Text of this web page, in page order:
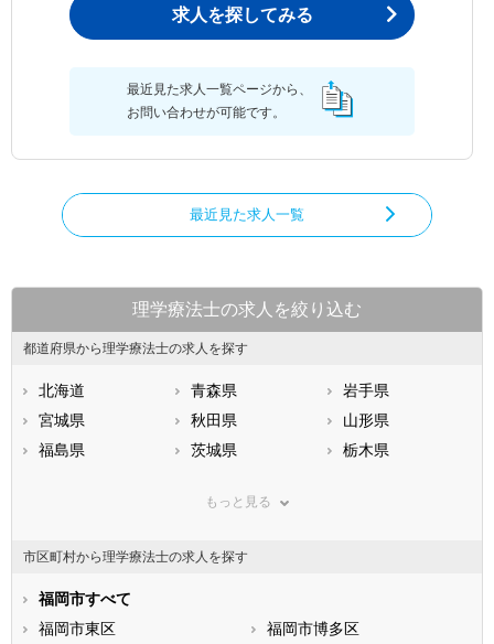
求人を探してみる
最近見た求人一覧ページから、
お問い合わせが可能です。
最近見た求人一覧
理学療法士の求人を絞り込む
都道府県から理学療法士の求人を探す
北海道 青森県
岩手県
宮城県
秋田県
山形県
福島県
茨城県
栃木県
神奈川県
石川県
福井県
静岡県
滋賀県
大阪府
もっと見る
市区町村から理学療法士の求人を探す
福岡市すべて
福岡市東区
福岡市博多区